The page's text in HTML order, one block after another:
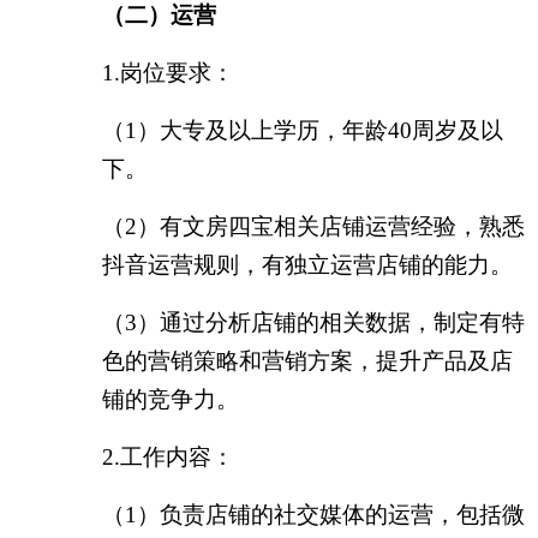
（二）运营
1.岗位要求：
（1） 大专及以上学历 ，年龄40周岁及以
下。
（2） 有文房四宝相关店铺运营经验，熟悉
抖音运营规则，有独立运营店铺的能力。
（3） 通过分析店铺的相关数据， 制定有特
色的营销策略和营销方案，提升产品及店
铺的竞争力。
2.工作内容：
（1） 负责店铺的社交媒体的运营，包括微